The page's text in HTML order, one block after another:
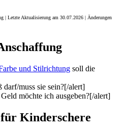
| Letzte Aktualisierung am 30.07.2026 | Änderungen
und Stilrichtung soll die
darf/muss sie sein?[/alert]
möchte ich ausgeben?[/alert]
Kinderschere